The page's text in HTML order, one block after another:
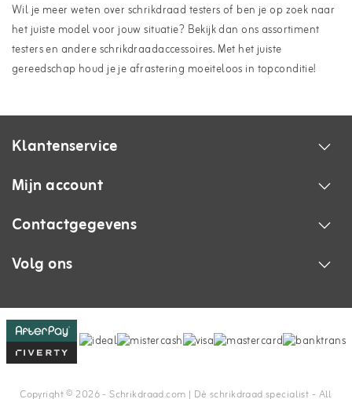
Wil je meer weten over schrikdraad testers of ben je op zoek naar
het juiste model voor jouw situatie? Bekijk dan ons assortiment
testers en andere schrikdraadaccessoires. Met het juiste
gereedschap houd je je afrastering moeiteloos in topconditie!
Klantenservice
Mijn account
Contactgegevens
Volg ons
Copyright © 2026 - Schrikdraad.com | Dè schrikdraad specialist - All